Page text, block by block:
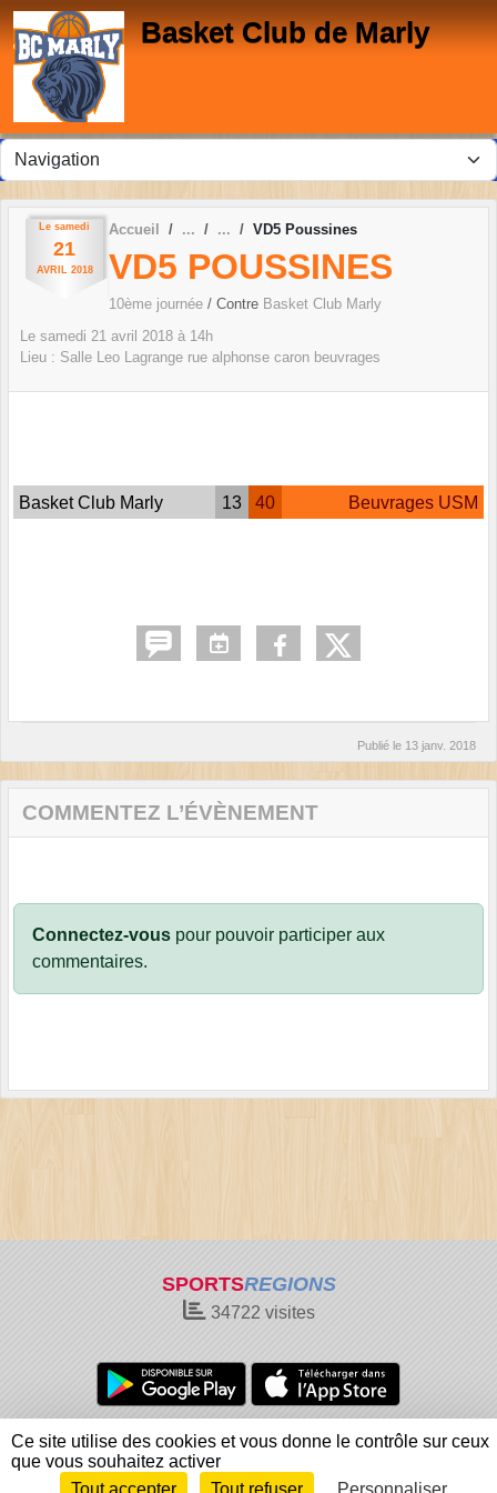
Basket Club de Marly
Le samedi
21
AVRIL 2018
Accueil VD5 Poussines
VD5 POUSSINES
10ème journée / Contre Basket Club Marly
Le samedi 21 avril 2018 à 14h
Lieu : Salle Leo Lagrange rue alphonse caron beuvrages
Basket Club Marly 13 40 Beuvrages USM
Publié le 13 janv. 2018
COMMENTEZ L’ÉVÈNEMENT
Connectez-vous pour pouvoir participer aux
commentaires.
SPORTSREGIONS
34722 visites
Charte cookies
Gestion des cookies
Informations légales
Signaler un contenu inapproprié
Panneau de gestion des cookies
Ce site utilise des cookies et vous donne le contrôle sur ceux
que vous souhaitez activer
Tout accepter
Tout refuser Personnaliser